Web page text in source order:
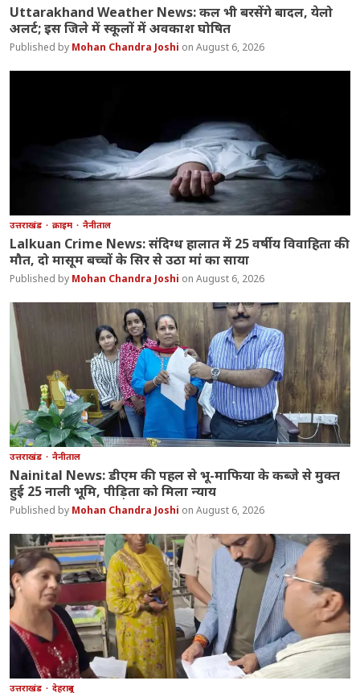
Uttarakhand Weather News: कल भी बरसेंगे बादल, येलो
अलर्ट; इस जिले में स्कूलों में अवकाश घोषित
Mohan Chandra Joshi August 6, 2026
उत्तराखंड क्राइम नैनीताल
Lalkuan Crime News: संदिग्ध हालात में 25 वर्षीय विवाहिता की
मौत, दो मासूम बच्चों के सिर से उठा मां का साया
Mohan Chandra Joshi August 6, 2026
उत्तराखंड नैनीताल
Nainital News: डीएम की पहल से भू-माफिया के कब्जे से मुक्त
हुई 25 नाली भूमि, पीड़िता को मिला न्याय
Mohan Chandra Joshi August 6, 2026
उत्तराखंड देहरादून